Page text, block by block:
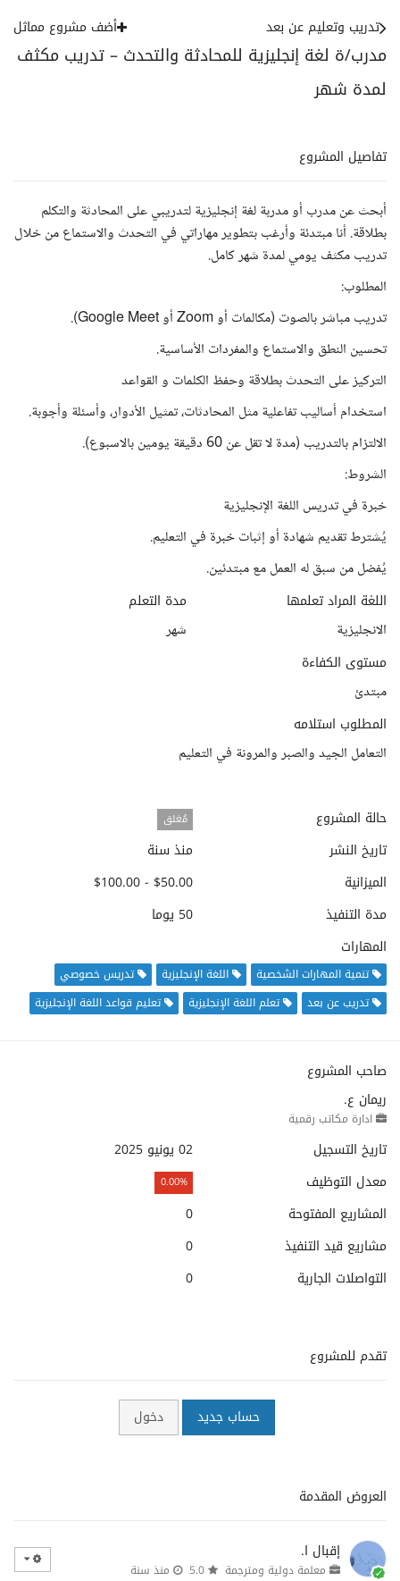
مدرب/ة لغة إنجليزية للمحادثة والتحدث – تدريب مكثف
لمدة شهر
تدريب وتعليم عن بعد أضف مشروع مماثل
تفاصيل المشروع
أبحث عن مدرب أو مدربة لغة إنجليزية لتدريبي على المحادثة والتكلم
بطلاقة. أنا مبتدئة وأرغب بتطوير مهاراتي في التحدث والاستماع من خلال
تدريب مكثف يومي لمدة شهر كامل.
المطلوب:
تدريب مباشر بالصوت (مكالمات أو Zoom أو Google Meet).
تحسين النطق والاستماع والمفردات الأساسية.
التركيز على التحدث بطلاقة وحفظ الكلمات و القواعد
استخدام أساليب تفاعلية مثل المحادثات، تمثيل الأدوار، وأسئلة وأجوبة.
الالتزام بالتدريب (مدة لا تقل عن 60 دقيقة يومين بالاسبوع).
الشروط:
خبرة في تدريس اللغة الإنجليزية
يُشترط تقديم شهادة أو إثبات خبرة في التعليم.
يُفضل من سبق له العمل مع مبتدئين.
اللغة المراد تعلمها
الانجليزية
مدة التعلم
شهر
مستوى الكفاءة
مبتدئ
المطلوب استلامه
التعامل الجيد والصبر والمرونة في التعليم
حالة المشروع مُغلق
تاريخ النشر
منذ سنة
الميزانية
$50.00 - $100.00
مدة التنفيذ
50 يوما
المهارات
تنمية المهارات الشخصية اللغة الإنجليزية
تدريس خصوصي
تدريب عن بعد
تعلم اللغة الإنجليزية تعليم قواعد اللغة الإنجليزية
صاحب المشروع
ريمان ع.
ادارة مكاتب رقمية
تاريخ التسجيل
02 يونيو 2025
معدل التوظيف
0.00%
المشاريع المفتوحة
0
مشاريع قيد التنفيذ
0
التواصلات الجارية
0
تقدم للمشروع
حساب جديد دخول
العروض المقدمة
إقبال ا.
معلمة دولية ومترجمة منذ سنة